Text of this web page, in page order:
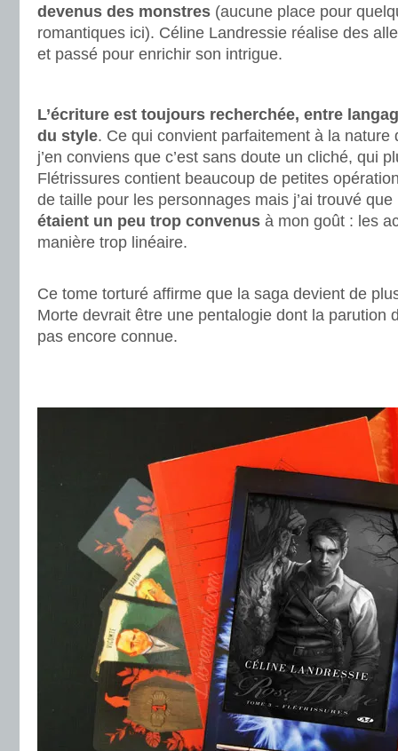
devenus des monstres (aucune place pour
romantiques ici). Céline Landressie réalise des
et passé pour enrichir son intrigue.
L’écriture est toujours recherchée, entre
du style. Ce qui convient parfaitement à la nature
j’en conviens que c’est sans doute un cliché, qui
Flétrissures contient beaucoup de petites
de taille pour les personnages mais j’ai trouvé que
étaient un peu trop convenus à mon goût : les
manière trop linéaire.
Ce tome torturé affirme que la saga devient de
Morte devrait être une pentalogie dont la parution
pas encore connue.